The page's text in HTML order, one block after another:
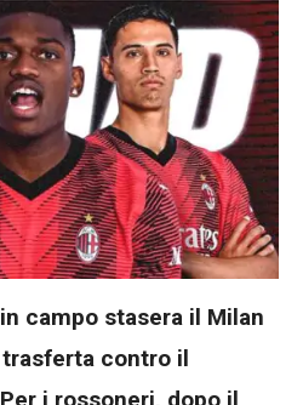
campo stasera il Milan
contro il
i rossoneri, dopo il